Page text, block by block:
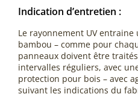
Indication d’entretien :
Le rayonnement UV
bambou – comme pour
panneaux doivent être
intervalles réguliers, avec
protection pour bois – avec
suivant les indications du